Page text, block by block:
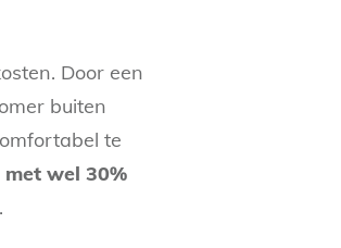
Door een
buiten
te
met wel 30%